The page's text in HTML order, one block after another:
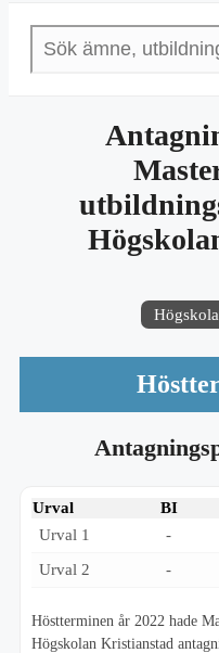
Urval BI
Urval 1
-
Urval 2
-
Höstterminen år 2022 hade
Högskolan Kristianstad